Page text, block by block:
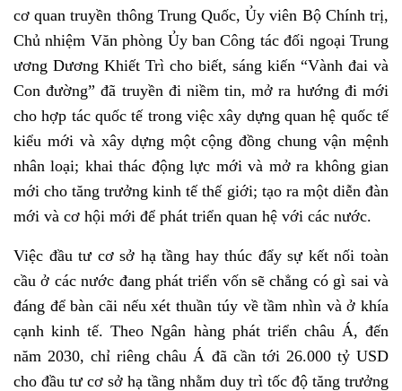
cơ quan truyền thông Trung Quốc, Ủy viên Bộ Chính trị,
Chủ nhiệm Văn phòng Ủy ban Công tác đối ngoại Trung
ương Dương Khiết Trì cho biết, sáng kiến “Vành đai và
Con đường” đã truyền đi niềm tin, mở ra hướng đi mới
cho hợp tác quốc tế trong việc xây dựng quan hệ quốc tế
kiểu mới và xây dựng một cộng đồng chung vận mệnh
nhân loại; khai thác động lực mới và mở ra không gian
mới cho tăng trưởng kinh tế thế giới; tạo ra một diễn đàn
mới và cơ hội mới để phát triển quan hệ với các nước.
Việc đầu tư cơ sở hạ tầng hay thúc đẩy sự kết nối toàn
cầu ở các nước đang phát triển vốn sẽ chẳng có gì sai và
đáng để bàn cãi nếu xét thuần túy về tầm nhìn và ở khía
cạnh kinh tế. Theo Ngân hàng phát triển châu Á, đến
năm 2030, chỉ riêng châu Á đã cần tới 26.000 tỷ USD
cho đầu tư cơ sở hạ tầng nhằm duy trì tốc độ tăng trưởng